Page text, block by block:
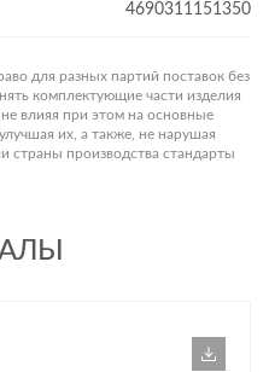
4690311151350
для разных партий поставок без
комплектующие части изделия
влияя при этом на основные
их, а также, не нарушая
страны производства стандарты